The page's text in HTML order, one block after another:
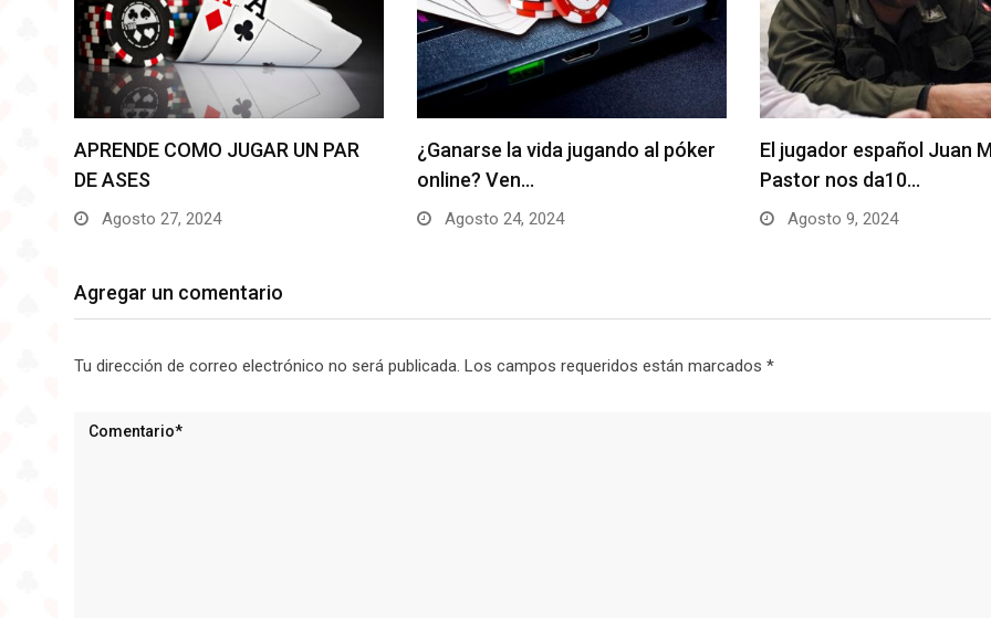
¿Ganarse la vida jugando al póker
online? Ven…
Agosto 24, 2024
El jugador español Juan Manuel
Pastor nos da10…
Agosto 9, 2024
¿Conoces los 4 perfiles
del jugador según…
Agosto 8, 2024
Agregar un comentario
Tu dirección de correo electrónico no será publicada. Los campos requeridos están marcados *